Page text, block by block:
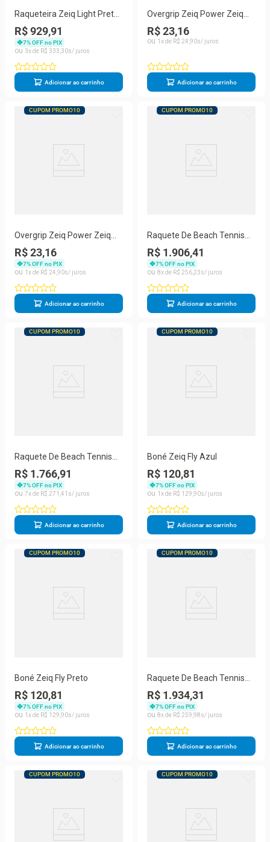
Raqueteira Zeiq Light Preta
e Verde Claro
R$ 929,91
7% OFF no PIX
3
R$ 333 30
Adicionar ao carrinho
Overgrip Zeiq Power Zeiq
Rosa
R$ 23,16
1 R$ 24 90
Adicionar ao carrinho
CUPOM PROMO10
Overgrip Zeiq Power Zeiq
Preto
R$ 23,16
7% OFF no PIX
1
R$ 24 90
Adicionar ao carrinho
CUPOM PROMO10
Raquete De Beach Tennis
Zeiq Advanced Julia
Nogueira 3K
R$ 1.906,41
7% OFF no PIX
8
R$ 256 23
Adicionar ao carrinho
CUPOM PROMO10
Raquete De Beach Tennis
Zeiq Snake 3k João
Wiesinger
R$ 1.766,91
7% OFF no PIX
7
R$ 271 41
Adicionar ao carrinho
CUPOM PROMO10
Boné Zeiq Fly Azul
R$ 120,81
7% OFF no PIX
1
R$ 129 90
Adicionar ao carrinho
CUPOM PROMO10
Boné Zeiq Fly Preto
R$ 120,81
7% OFF no PIX
1
R$ 129 90
Adicionar ao carrinho
CUPOM PROMO10
Raquete De Beach Tennis
Zeiq Unique Black
R$ 1.934,31
7% OFF no PIX
8
R$ 259 98
Adicionar ao carrinho
CUPOM PROMO10 CUPOM PROMO10